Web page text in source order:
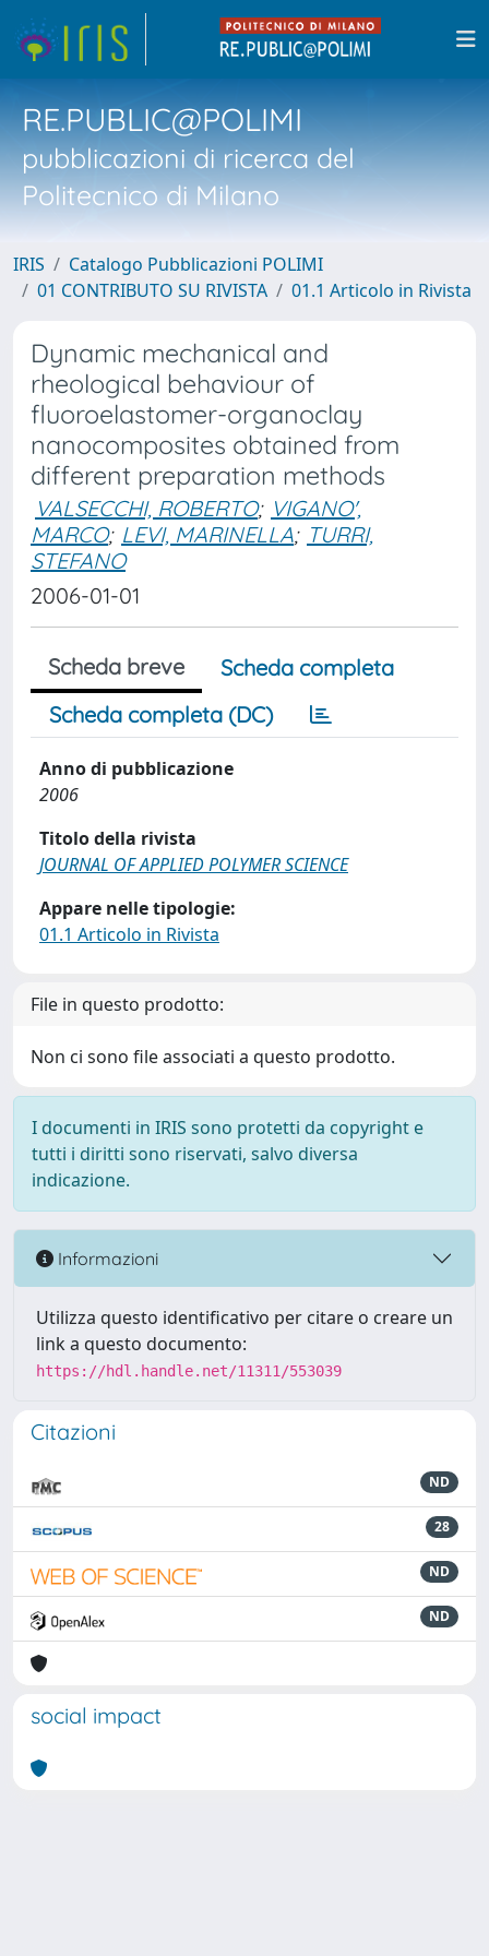
RE.PUBLIC@POLIMI
pubblicazioni di ricerca del
Politecnico di Milano
IRIS
Catalogo Pubblicazioni POLIMI
01 CONTRIBUTO SU RIVISTA
01.1 Articolo in Rivista
Dynamic mechanical and
rheological behaviour of
fluoroelastomer-organoclay
nanocomposites obtained from
different preparation methods
VALSECCHI, ROBERTO; VIGANO',
MARCO; LEVI, MARINELLA; TURRI,
STEFANO
2006-01-01
Scheda breve
Scheda completa
Scheda completa (DC)
Anno di pubblicazione
2006
Titolo della rivista
JOURNAL OF APPLIED POLYMER SCIENCE
Appare nelle tipologie:
01.1 Articolo in Rivista
File in questo prodotto:
Non ci sono file associati a questo prodotto.
I documenti in IRIS sono protetti da copyright e
tutti i diritti sono riservati, salvo diversa
indicazione.
Informazioni
Utilizza questo identificativo per citare o creare un
link a questo documento:
https://hdl.handle.net/11311/553039
Citazioni
ND
28
ND
ND
social impact